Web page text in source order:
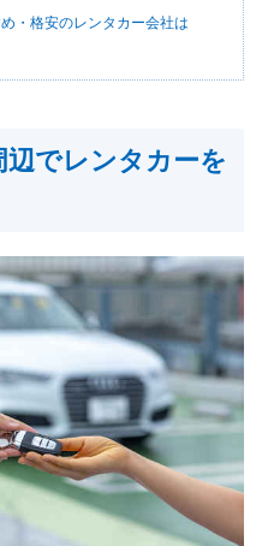
・格安のレンタカー会社は
辺でレンタカーを